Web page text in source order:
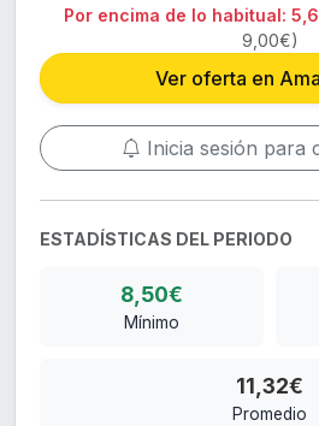
Por encima de lo habitual:
9,00€)
Ver oferta en
Inicia sesión para
ESTADÍSTICAS DEL PERIODO
8,50€
Mínimo
11,32€
Promedio